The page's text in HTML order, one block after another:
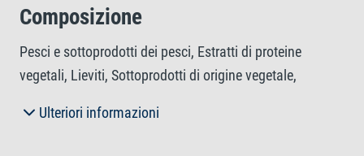
ingredienti naturali. I piccoli bastoncini sono
particolarmente adatti per soddisfare i requisiti e le
abitudini alimentari delle tartarughe in crescita,
esclusiva, con ingredienti naturali di alta qualità, senza
Composizione
Pesci e sottoprodotti dei pesci, Estratti di proteine
vegetali, Lieviti, Sottoprodotti di origine vegetale,
Ulteriori informazioni